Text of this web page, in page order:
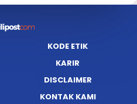
KODE ETIK
KARIR
DISCLAIMER
KONTAK KAMI